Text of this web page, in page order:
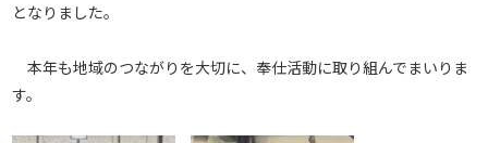
となりました。
本年も地域のつながりを大切に、奉仕活動に取り組んでまいりま
す。